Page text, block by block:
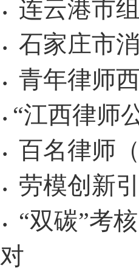
· 连云港市
· 石家庄市
· 青年律师
· ​“江西律师
· 百名律师
· 劳模创新
· “双碳”考
对